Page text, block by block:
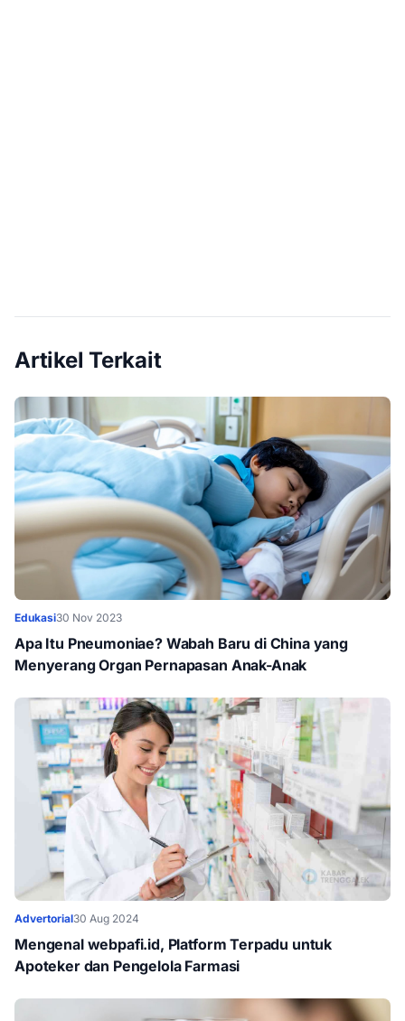
Artikel Terkait
Edukasi30 Nov 2023
Apa Itu Pneumoniae? Wabah Baru di China yang
Menyerang Organ Pernapasan Anak-Anak
Advertorial30 Aug 2024
Mengenal webpafi.id, Platform Terpadu untuk
Apoteker dan Pengelola Farmasi